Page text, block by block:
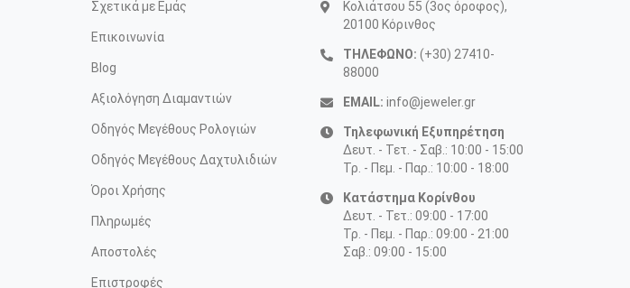
Σχετικά με Εμάς
Επικοινωνία
Blog
Αξιολόγηση Διαμαντιών
Οδηγός Μεγέθους Ρολογιών
Οδηγός Μεγέθους Δαχτυλιδιών
Όροι Χρήσης
Πληρωμές
Αποστολές
Επιστροφές
Κολιάτσου 55 (3ος όροφος),
20100 Κόρινθος
ΤΗΛΕΦΩΝΟ: (+30) 27410-
88000
EMAIL: info@jeweler.gr
Τηλεφωνική Εξυπηρέτηση
Δευτ. - Τετ. - Σαβ.: 10:00 - 15:00
Τρ. - Πεμ. - Παρ.: 10:00 - 18:00
Κατάστημα Κορίνθου
Δευτ. - Τετ.: 09:00 - 17:00
Τρ. - Πεμ. - Παρ.: 09:00 - 21:00
Σαβ.: 09:00 - 15:00